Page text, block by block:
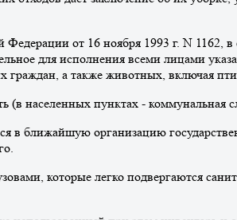
от 16 ноября 1993 г. N 1162, в
для исполнения всеми лицами
а также животных, включая
(в населенных пунктах - коммунальная
в ближайшую организацию
которые легко подвергаются